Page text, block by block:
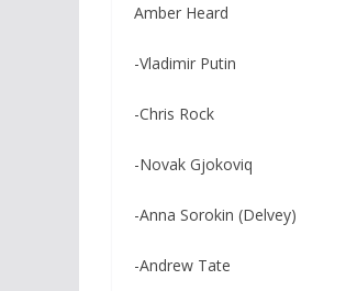
Amber Heard
-Vladimir Putin
-Chris Rock
-Novak Gjokoviq
-Anna Sorokin (Delvey)
-Andrew Tate